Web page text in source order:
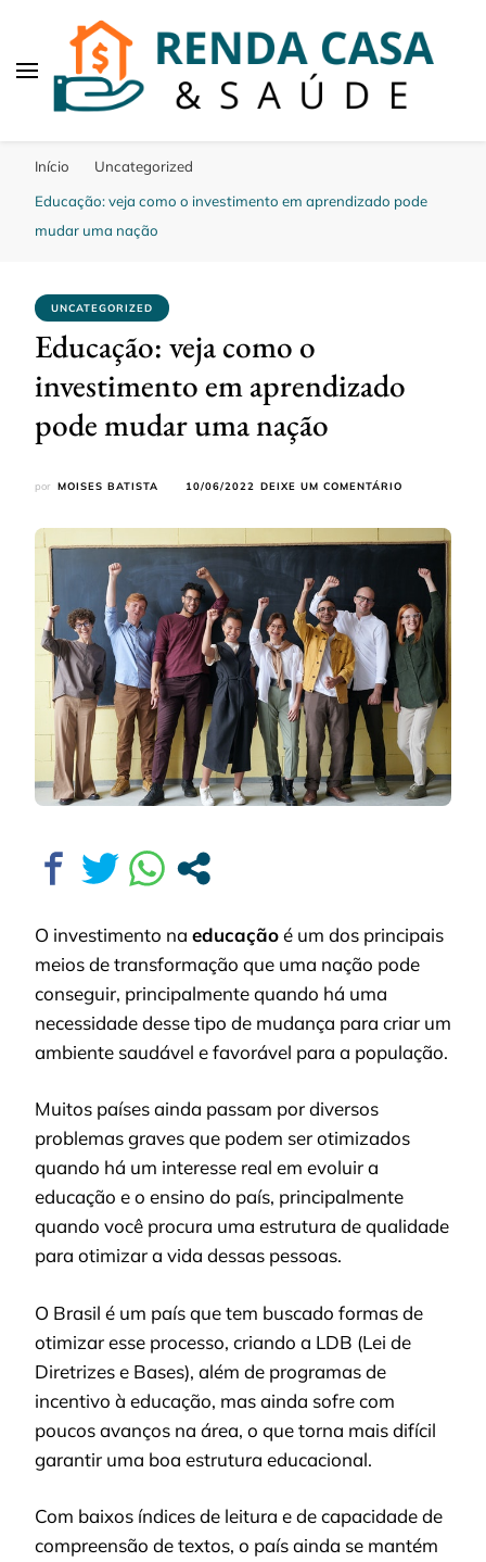
Início
Uncategorized
Educação: veja como o investimento em aprendizado pode
mudar uma nação
UNCATEGORIZED
Educação: veja como o
investimento em aprendizado
pode mudar uma nação
por MOISES BATISTA 10/06/2022 DEIXE UM COMENTÁRIO
COMO
PODE
MUDAR
UMA
NAÇÃO
O investimento na educaçãoé um dos principais
meios de transformação que uma nação pode
conseguir, principalmente quando há uma
necessidade desse tipo de mudança para criar um
ambiente saudável e favorável para a população.
Muitos países ainda passam por diversos
problemas graves que podem ser otimizados
quando há um interesse real em evoluir a
educação e o ensino do país, principalmente
quando você procura uma estrutura de qualidade
para otimizar a vida dessas pessoas.
O Brasil é um país que tem buscado formas de
otimizar esse processo, criando a LDB (Lei de
Diretrizes e Bases), além de programas de
incentivo à educação, mas ainda sofre com
poucos avanços na área, o que torna mais difícil
garantir uma boa estrutura educacional.
Com baixos índices de leitura e de capacidade de
compreensão de textos, o país ainda se mantém